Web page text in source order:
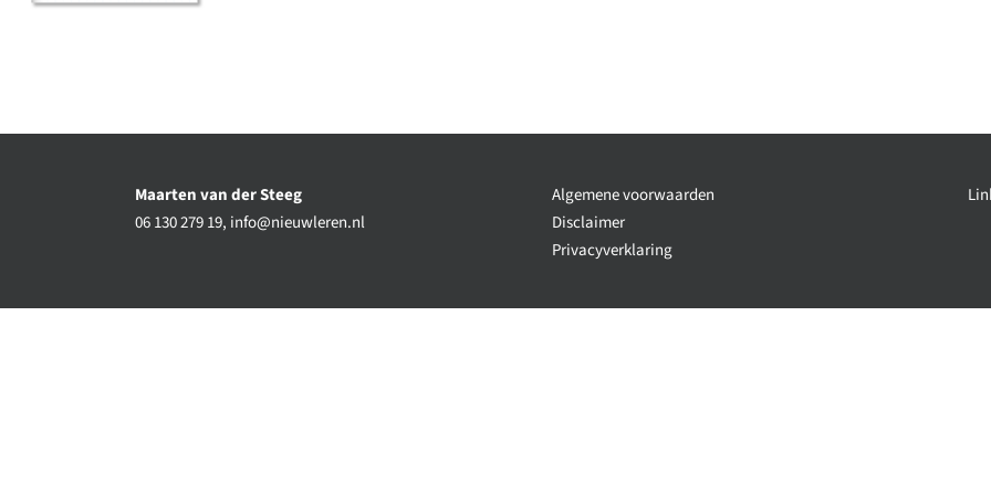
Maarten van der Steeg
06 130 279 19, info@nieuwleren.nl
Algemene voorwaarden
Disclaimer
Privacyverklaring